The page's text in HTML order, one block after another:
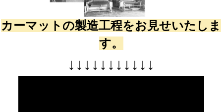
カーマットの製造工程をお見せいたしま
す。
↓ ↓ ↓ ↓ ↓ ↓ ↓ ↓ ↓ ↓ ↓